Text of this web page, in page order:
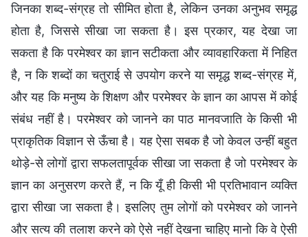
जिनका शब्द-संग्रह तो सीमित होता है, लेकिन उनका अनुभव समृद्ध
होता है, जिससे सीखा जा सकता है। इस प्रकार, यह देखा जा
सकता है कि परमेश्वर का ज्ञान सटीकता और व्यावहारिकता में निहित
है, न कि शब्दों का चतुराई से उपयोग करने या समृद्ध शब्द-संग्रह में,
और यह कि मनुष्य के शिक्षण और परमेश्वर के ज्ञान का आपस में कोई
संबंध नहीं है। परमेश्वर को जानने का पाठ मानवजाति के किसी भी
प्राकृतिक विज्ञान से ऊँचा है। यह ऐसा सबक है जो केवल उन्हीं बहुत
थोड़े-से लोगों द्वारा सफलतापूर्वक सीखा जा सकता है जो परमेश्वर के
ज्ञान का अनुसरण करते हैं, न कि यूँ ही किसी भी प्रतिभावान व्यक्ति
द्वारा सीखा जा सकता है। इसलिए तुम लोगों को परमेश्वर को जानने
और सत्य की तलाश करने को ऐसे नहीं देखना चाहिए मानो कि वे ऐसी